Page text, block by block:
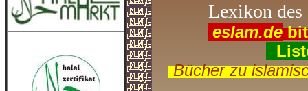
Lexikon des
eslam.de
.Bücher zu